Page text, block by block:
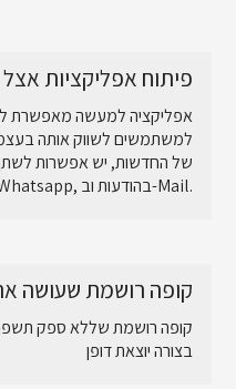
פיתוח אפליקציות
אפליקציה למעשה מאפשרת
למשתמשים לשווק אותה
של החדשות, יש אפשרות
ברשתות החברתיות, בWhatsapp, בהודעות וב-Mail.
קופה רושמת שעושה
קופה רושמת שללא ספק
בצורה יוצאת דופן